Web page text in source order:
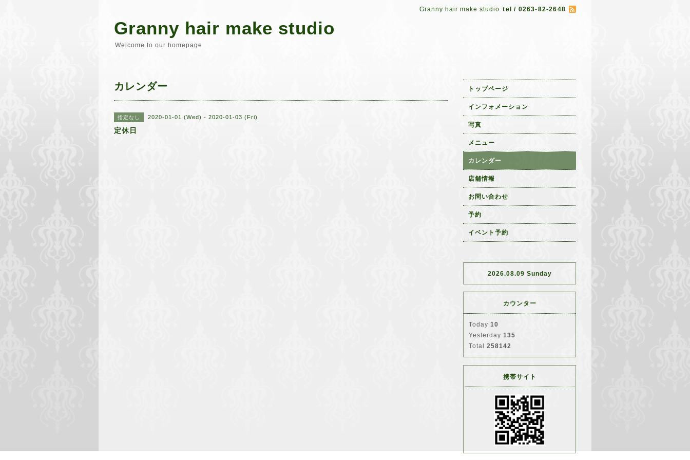
Granny hair make studio tel / 0263-82-2648
Granny hair make studio
Welcome to our homepage
カレンダー
指定なし 2020-01-01 (Wed) - 2020-01-03 (Fri)
定休日
トップページ
インフォメーション
写真
メニュー
カレンダー
店舗情報
お問い合わせ
予約
イベント予約
2026.08.09 Sunday
カウンター
Today 10
Yesterday 135
Total 258142
携帯サイト